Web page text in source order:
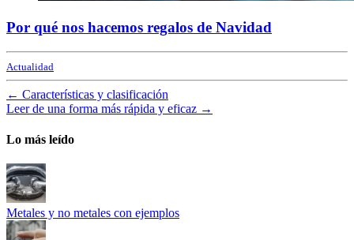
Por qué nos hacemos regalos de Navidad
Actualidad
← Características y clasificación
Leer de una forma más rápida y eficaz →
Lo más leído
Metales y no metales con ejemplos